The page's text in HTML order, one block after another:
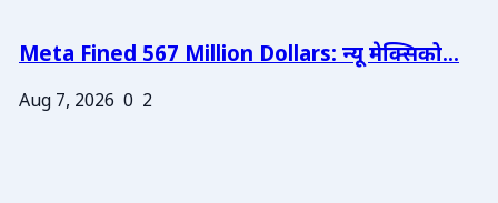
Meta Fined 567 Million Dollars: न्यू मेक्सिको...
Aug 7, 2026 0 2